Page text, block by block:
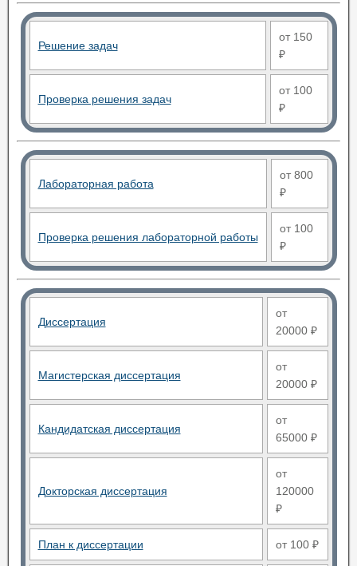
Решение задач
от 150
₽
Проверка решения задач
от 100
₽
Лабораторная работа
от 800
₽
Проверка решения лабораторной работы
от 100
₽
Диссертация
от
20000 ₽
Магистерская диссертация
от
20000 ₽
Кандидатская диссертация
от
65000 ₽
Докторская диссертация
от
120000
₽
План к диссертации от 100 ₽